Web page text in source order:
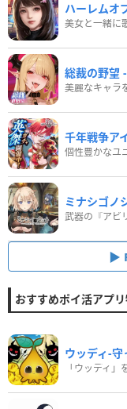
ハーレムオ
美女と一緒に
総裁の野望
美麗なキャラ
千年戦争ア
個性豊かなユ
ミナシゴノ
おすすめポイ活アプ
ウッディ‐
「ウッディ